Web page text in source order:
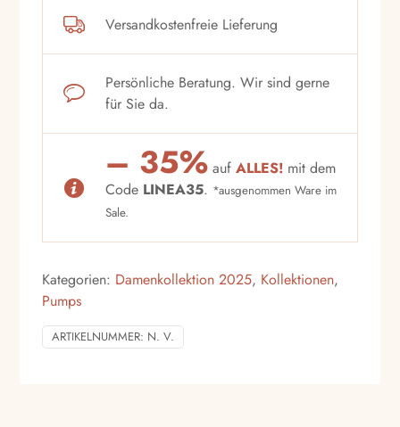
Versandkostenfreie Lieferung
Persönliche Beratung. Wir sind gerne
für Sie da.
– 35% aufALLES! mit dem
Code LINEA35. *ausgenommen Ware im
Sale.
Kategorien: Damenkollektion 2025, Kollektionen,
Pumps
ARTIKELNUMMER: N. V.